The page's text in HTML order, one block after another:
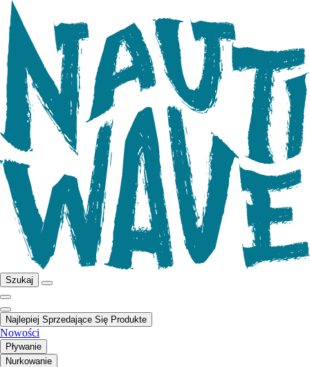
Szukaj
Najlepiej Sprzedające Się Produkte
Nowości
Pływanie
Nurkowanie